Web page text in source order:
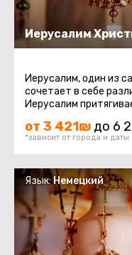
Иерусалим
Иерусалим, один из
сочетает в себе
Иерусалим
от 3 421₪ до 6
*зависит от города и даты
Язык:Немецкий